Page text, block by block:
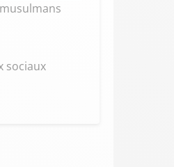
sociaux